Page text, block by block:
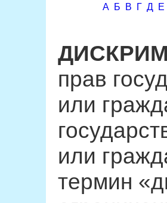
А Б В Г Д Е
прав
или
или
термин